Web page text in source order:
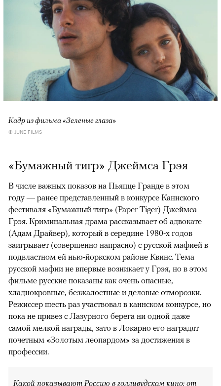
Кадр из фильма «Зеленые глаза»
© JUNE FILMS
«Бумажный тигр» Джеймса Грэя
В числе важных показов на Пьяцце Гранде в этом
году — ранее представленный в конкурсе Каннского
фестиваля «Бумажный тигр» (Paper Tiger) Джеймса
Грэя. Криминальная драма рассказывает об адвокате
(Адам Драйвер), который в середине 1980-х годов
заигрывает (совершенно напрасно) с русской мафией в
подвластном ей нью-йоркском районе Квинс. Тема
русской мафии не впервые возникает у Грэя, но в этом
фильме русские показаны как очень опасные,
хладнокровные, безжалостные и деловые отморозки.
Режиссер шесть раз участвовал в каннском конкурсе, но
пока не привез с Лазурного берега ни одной даже
самой мелкой награды, зато в Локарно его наградят
почетным «Золотым леопардом» за достижения в
профессии.
Какой показывают Россию в голливудском кино: от